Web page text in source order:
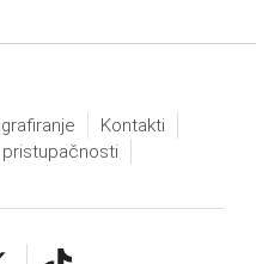
Kontakti
pristupačnosti